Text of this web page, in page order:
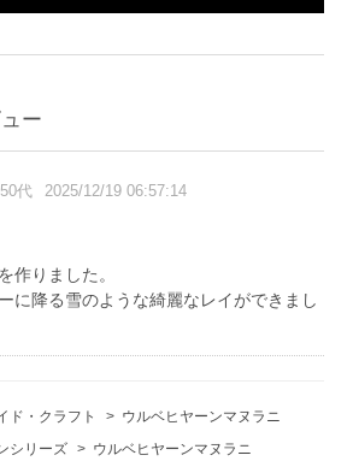
ー
50代 2025/12/19 06:57:14
作りました。
に降る雪のような綺麗なレイができまし
ド・クラフト > ウルベヒヤーンマヌラニ
シリーズ > ウルベヒヤーンマヌラニ